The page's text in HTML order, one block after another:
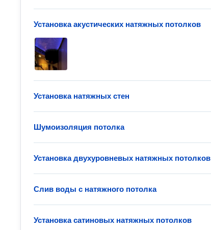
Установка акустических натяжных потолков
Установка натяжных стен
Шумоизоляция потолка
Установка двухуровневых натяжных потолков
Слив воды с натяжного потолка
Установка сатиновых натяжных потолков